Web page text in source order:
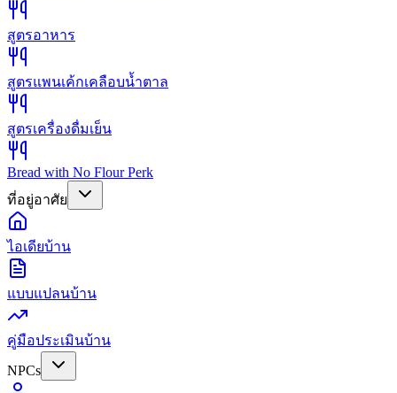
สูตรอาหาร
สูตรแพนเค้กเคลือบน้ำตาล
สูตรเครื่องดื่มเย็น
Bread with No Flour Perk
ที่อยู่อาศัย
ไอเดียบ้าน
แบบแปลนบ้าน
คู่มือประเมินบ้าน
NPCs